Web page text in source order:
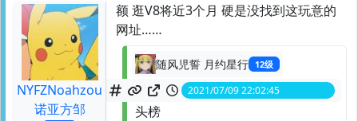
NYFZNoahzou
诺亚方邹
额 逛V8将近3个月 硬是没找到这玩意的
网址……
随风児誓 月约星行 12级
140216785872 2021/07/09 22:02:45
头榜